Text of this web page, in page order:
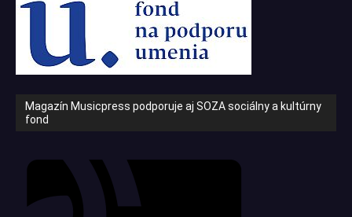
Magazín Musicpress podporuje aj SOZA sociálny a kultúrny
fond